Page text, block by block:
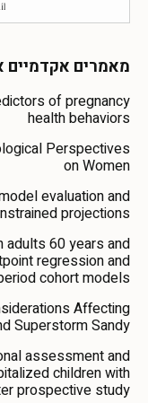
מאמרים אקדמיים
of pregnancy
health behaviors
Perspectives
on Women
evaluation and
projections
adults 60 years and
regression and
cohort models
Affecting
Superstorm Sandy
assessment and
children with
prospective study